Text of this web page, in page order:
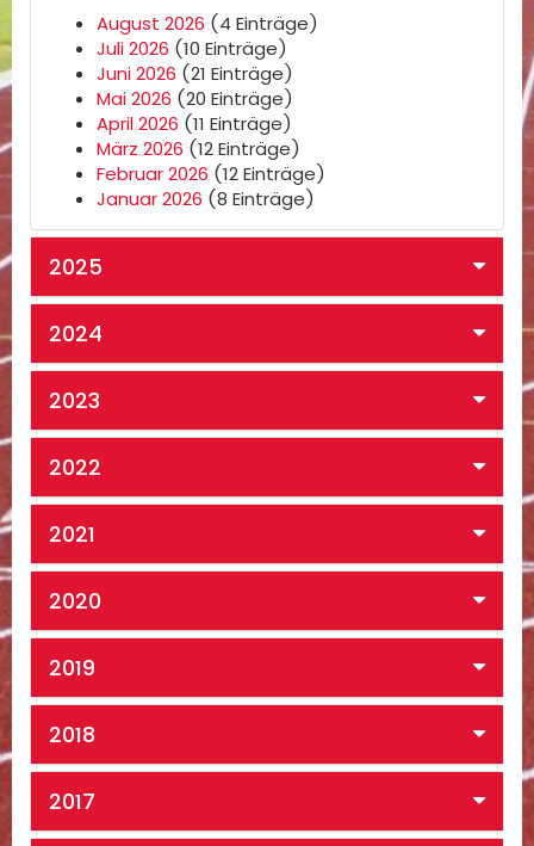
August 2026 (4 Einträge)
Juli 2026 (10 Einträge)
Juni 2026 (21 Einträge)
Mai 2026 (20 Einträge)
April 2026 (11 Einträge)
März 2026 (12 Einträge)
Februar 2026 (12 Einträge)
Januar 2026 (8 Einträge)
2025
2024
2023
2022
2021
2020
2019
2018
2017